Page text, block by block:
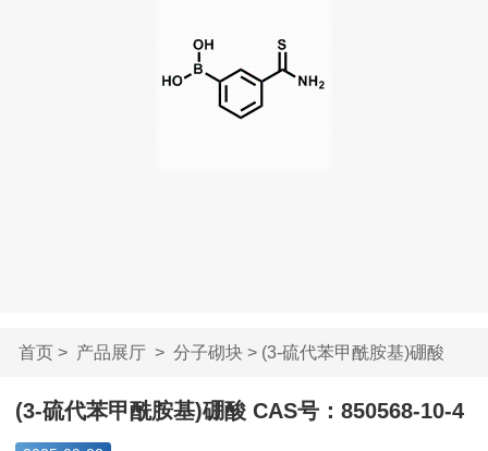
首页> 产品展厅> 分子砌块> (3-硫代苯甲酰胺基)硼酸
CA...
(3-硫代苯甲酰胺基)硼酸 CAS号：850568-10-4